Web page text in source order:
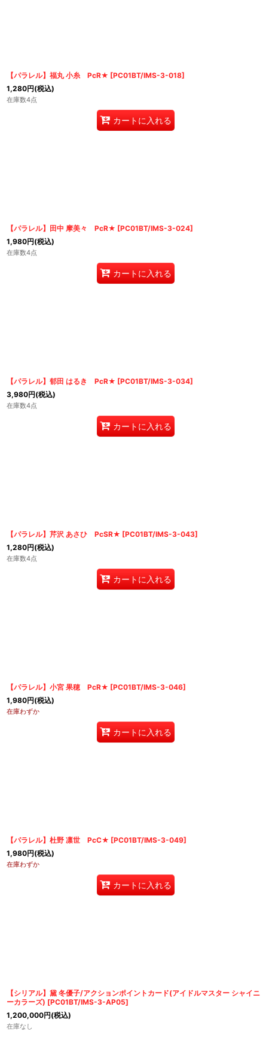
【パラレル】福丸 小糸 PcR★ [PC01BT/IMS-3-018]
1,280円(税込)
在庫数4点
カートに入れる
【パラレル】田中 摩美々 PcR★ [PC01BT/IMS-3-024]
1,980円(税込)
在庫数4点
カートに入れる
【パラレル】郁田 はるき PcR★ [PC01BT/IMS-3-034]
3,980円(税込)
在庫数4点
カートに入れる
【パラレル】芹沢 あさひ PcSR★ [PC01BT/IMS-3-043]
1,280円(税込)
在庫数4点
カートに入れる
【パラレル】小宮 果穂 PcR★ [PC01BT/IMS-3-046]
1,980円(税込)
在庫わずか
カートに入れる
【パラレル】杜野 凛世 PcC★ [PC01BT/IMS-3-049]
1,980円(税込)
在庫わずか
カートに入れる
【シリアル】黛 冬優子/アクションポイントカード(アイドルマスター シャイニ
ーカラーズ) [PC01BT/IMS-3-AP05]
1,200,000円(税込)
在庫なし